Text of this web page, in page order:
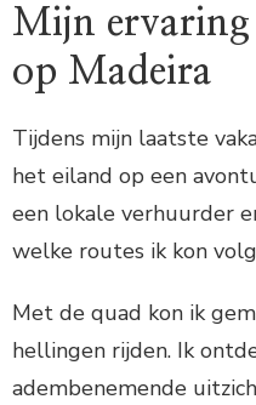
Mijn ervaring
op Madeira
Tijdens mijn laatste
het eiland op een
een lokale verhuurder
welke routes ik kon
Met de quad kon ik
hellingen rijden. Ik
adembenemende